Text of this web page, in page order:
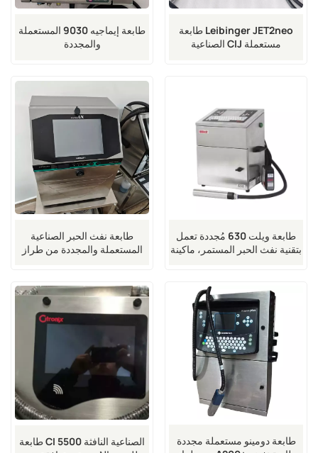
طابعة إيماجيه 9030 المستعملة
والمجددة
طابعة Leibinger JET2neo
الصناعية CIJ مستعملة
طابعة نفث الحبر الصناعية
المستعملة والمجددة من طراز
طابعة ويلت 630 مُجددة تعمل
بتقنية نفث الحبر المستمر، ماكينة
طابعة CI 5500 الصناعية النافثة
طابعة دومينو مستعملة مجددة